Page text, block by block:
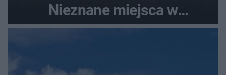
Nieznane miejsca w
Świętokrzyskiem